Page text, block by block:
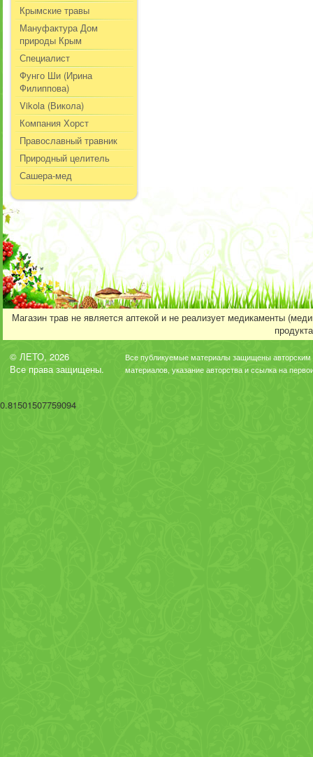
Крымские травы
Мануфактура Дом
природы Крым
Специалист
Фунго Ши (Ирина
Филиппова)
Vikola (Викола)
Компания Хорст
Православный травник
Природный целитель
Сашера-мед
Магазин трав не является аптекой и не реализует медикаменты
© ЛЕТО, 2026
Все права защищены.
Все публикуемые материалы защищены авторским
материалов, указание авторства и ссылка на
0.81501507759094